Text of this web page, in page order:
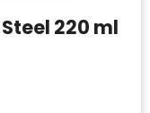
220 ml